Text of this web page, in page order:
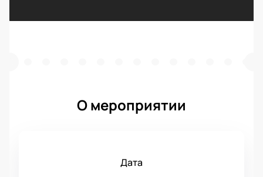
О мероприятии
Дата